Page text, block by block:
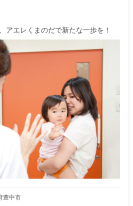
当（処遇改善手当）
1回（4月）昨年実績：平均3,000円
2回（7月／12月）昨年実績：計4.5カ月分
度は3～3.5カ月）
＞
年目／年収3,100,000円
年目／年収3,400,000円
年目／年収3,800,000円
期間3カ月／同条件
アエレくまのだで新たな一歩を！
豊中市